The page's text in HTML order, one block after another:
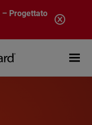
– Progettato
Open